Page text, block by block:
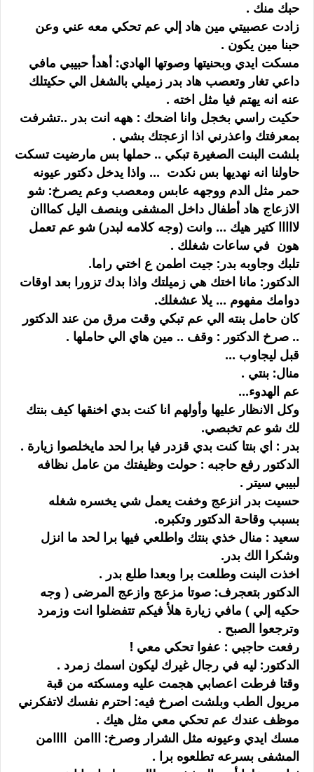
حبك منك .
زادت عصبيتي مين هاد إلي عم تحكي معه عني وعن
حبنا مين يكون .
مسكت ايدي وبحنيتها وصوتها الهادي: أهدأ حبيبي مافي
داعي تغار وتعصب هاد بدر زميلي بالشغل الي حكيتلك
عنه انه يهتم فيا مثل اخته .
حكيت راسي بخجل وانا اضحك : ههه انت بدر ..تشرفت
بمعرفتك واعذرني اذا ازعجتك بشي .
بلشت البنت الصغيرة تبكي .. حملها بس مارضيت تسكت
حاولنا انه نهديها بس نكدت ... واذا يدخل دكتور عيونه
حمر مثل الدم ووجهه عابس ومعصب وعم يصرخ: شو
الازعاج هاد أطفال داخل المشفى وبنصف اليل كمااان
لااااا كتير هيك ... وانت (وجه كلامه لبدر) شو عم تعمل
هون في ساعات شغلك .
تلبك وجاوبه بدر: جيت اطمن ع اختي راما.
الدكتور: مانا اختك هي زميلتك واذا بدك تزورا بعد اوقات
دوامك مفهوم ... يلا عشغلك.
كان حامل بنته الي عم تبكي وقت مرق من عند الدكتور
.. صرخ الدكتور : وقف .. مين هاي الي حاملها .
قبل ليجاوب ...
منال: بنتي .
عم الهدوء...
وكل الانظار عليها وأولهم انا كنت بدي اخنقها كيف بنتك
لك شو عم تخبصي.
بدر : اي بنتا كنت بدي قزدر فيا برا لحد مايخلصوا زيارة .
الدكتور رفع حاجبه : حولت وظيفتك من عامل نظافه
لبيبي سيتر .
حسيت بدر انزعج وخفت يعمل شي يخسره شغله
بسبب وقاحة الدكتور وتكبره.
سعيد : منال خذي بنتك واطلعي فيها برا لحد ما انزل
وشكرا الك بدر.
اخذت البنت وطلعت برا وبعدا طلع بدر .
الدكتور بتعجرف: صوتا مزعج وازعج المرضى ( وجه
حكيه إلي ) مافي زيارة هلأ فيكم تتفضلوا انت وزمرد
وترجعوا الصبح .
رفعت حاجبي : عفوا تحكي معي !
الدكتور: ليه في رجال غيرك ليكون اسمك زمرد .
وقتا فرطت اعصابي هجمت عليه ومسكته من قبة
مريول الطب وبلشت اصرخ فيه: احترم نفسك لاتفكرني
موظف عندك عم تحكي معي مثل هيك .
مسك ايدي وعيونه مثل الشرار وصرخ: ااامن اااامن
المشفى بسرعه تطلعوه برا .